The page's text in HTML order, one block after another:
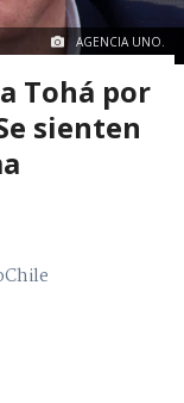
AGENCIA UNO.
Tohá por
sienten